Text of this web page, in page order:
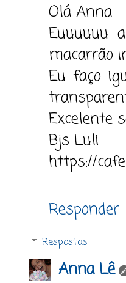
Olá Anna
Euuuuuu
macarrão
Eu faço
Excelente
Bjs Luli
https://
Responder
Respostas
Anna Lê